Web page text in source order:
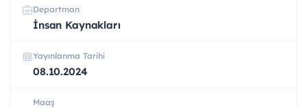
Departman
İnsan Kaynakları
Yayınlanma Tarihi
08.10.2024
Maaş